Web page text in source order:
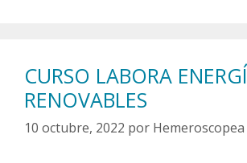
CURSO LABORA
RENOVABLES
10 octubre, 2022 por Hemeroscopea